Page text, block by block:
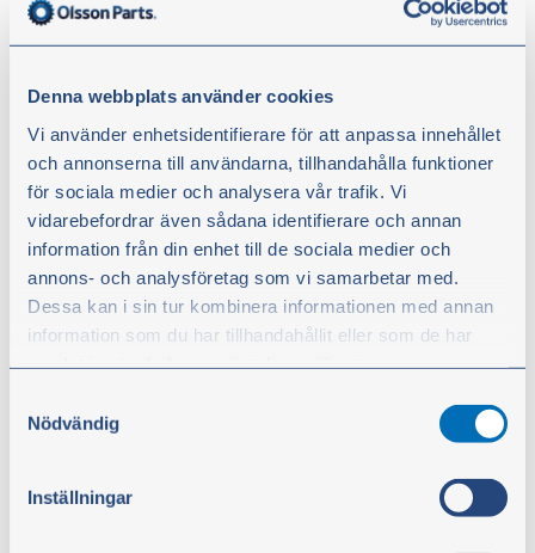
Denna webbplats använder cookies
Vi använder enhetsidentifierare för att anpassa innehållet
och annonserna till användarna, tillhandahålla funktioner
för sociala medier och analysera vår trafik. Vi
vidarebefordrar även sådana identifierare och annan
information från din enhet till de sociala medier och
annons- och analysföretag som vi samarbetar med.
Dessa kan i sin tur kombinera informationen med annan
information som du har tillhandahållit eller som de har
Du kan när som helst ändra ditt val. För att återkalla ditt
samtycke klickar du på ”Cookie-ikonen” längst ned till
Nödvändig
Inställningar
Mekartips med Olsson Parts –
oljor, oljebyte och smörjfetter
I den här filmen ger traktormekaniker Stefan
Hildingsson konkreta tips och råd kring oljebyte, oljor
och smörjfetter.
a (oljebyte och smörjfetter)
traktorer och maskiner. Byt olja och filter enligt